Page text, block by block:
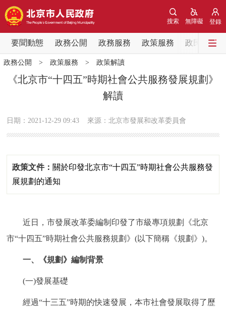
登錄
無障礙
搜索
要聞動態 政務公開 政務服務 政策服務 政民互動
要聞動態
黨中央精神 國務院資訊
會議資訊
市領導
決策公開 專題公開
政務服務
政務公開 > 政策服務 > 政策解讀
《北京市“十四五”時期社會公共服務發展規劃》
解讀
日期：2021-12-29 09:43 來源：北京市發展和改革委員會
政策文件： 關於印發北京市“十四五”時期社會公共服務發
展規劃的通知
近日，市發展改革委編制印發了市級專項規劃《北京
市“十四五”時期社會公共服務規劃》(以下簡稱《規劃》)。
一、《規劃》編制背景
(一)發展基礎
經過“十三五”時期的快速發展，本市社會發展取得了歷